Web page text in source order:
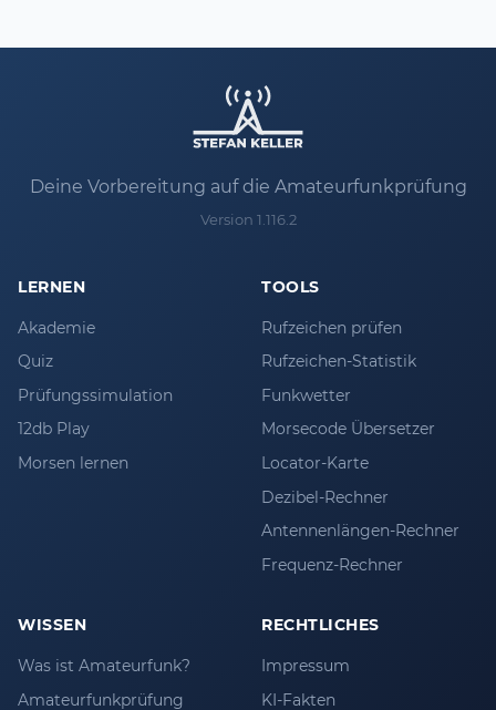
Deine Vorbereitung auf die Amateurfunkprüfung
Version 1.116.2
LERNEN
Akademie
Quiz
Prüfungssimulation
12db Play
Morsen lernen
TOOLS
Rufzeichen prüfen
Rufzeichen-Statistik
Funkwetter
Morsecode Übersetzer
Locator-Karte
Dezibel-Rechner
Antennenlängen-Rechner
Frequenz-Rechner
WISSEN
Was ist Amateurfunk?
Amateurfunkprüfung
RECHTLICHES
Impressum
KI-Fakten